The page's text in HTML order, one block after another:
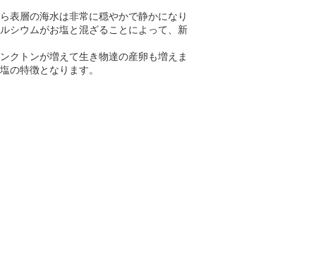
表層の海水は非常に穏やかで静かになり
シウムがお塩と混ざることによって、新
クトンが増えて生き物達の産卵も増えま
の特徴となります。